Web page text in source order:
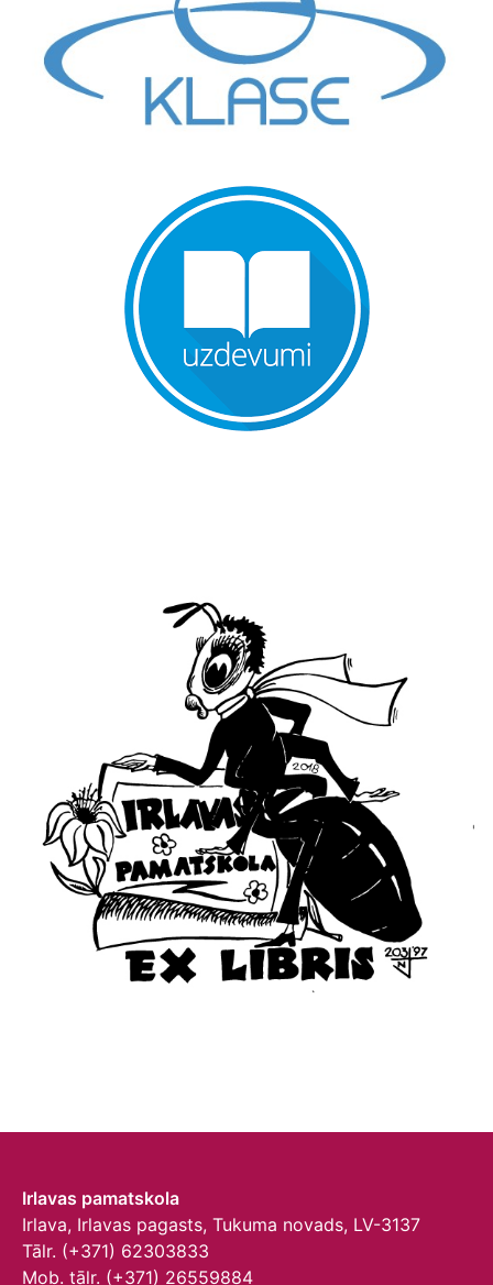
Irlavas pamatskola
Irlava, Irlavas pagasts, Tukuma novads, LV-3137
Tālr. (+371) 62303833
Mob. tālr. (+371) 26559884